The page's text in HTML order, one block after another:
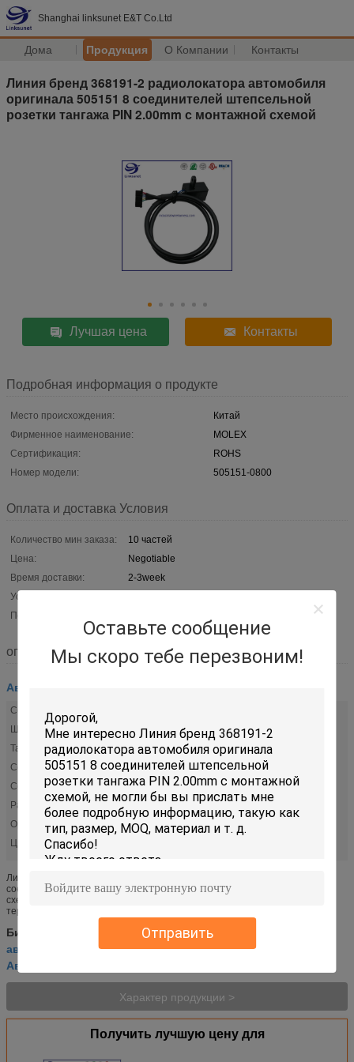
Shanghai linksunet E&T Co.Ltd
Дома Продукция О Компании Контакты
Оставьте сообщение
Мы скоро тебе перезвоним!
Отправить
Линия бренд 368191-2 радиолокатора автомобиля
оригинала 505151 8 соединителей штепсельной
розетки тангажа PIN 2.00mm с монтажной схемой
Лучшая цена Контакты
Подробная информация о продукте
Место происхождения:
Китай
Фирменное наименование:
MOLEX
Сертификация:
ROHS
Номер модели:
505151-0800
Оплата и доставка Условия
Количество мин заказа:
10 частей
Цена:
Negotiable
Время доставки:
2-3week
Условия оплаты:
Поставка способности:
описание
Автомобильная жгутов проводов
Серия:
Штыри:
8
Тангаж:
0,079" (2.00mm)
ConnectorType:
Штепсельная розетка
ContactType:
Женское гнездо
Расклассифицированное течение:
3.0A
OperatingTemperature:
-40°C к +125°C
Цвет:
Линия бренд 368191-2 радиолокатора автомобиля оригинала 505151 8
соединителей штепсельной розетки тангажа PIN 2.00mm с монтажной
схемой Линия Molex расширенная соединителей DuraClik с
терминальными вариантами ...
Бирки: монтажная схема корабля,
автоматическая электрическая монтажная схема
Автомобиль жгутов
Характер продукции >
Получить лучшую цену для